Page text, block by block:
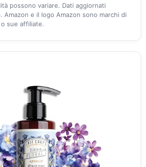
possono variare. Dati aggiornati
Amazon e il logo Amazon sono marchi di
sue affiliate.